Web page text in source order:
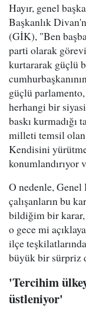
Hayır, genel
Başkanlık
(GİK), "Ben
parti olarak
kurtararak güçlü
güçlü
herhangi bir
baskı kurmadığı
milleti temsil olan
Kendisini
konumlandırıyor
O nedenle, Genel
çalışanların bu
bildiğim bir
o gece mi
ilçe
büyük bir sürpriz
'Tercihim
üstleniyor'